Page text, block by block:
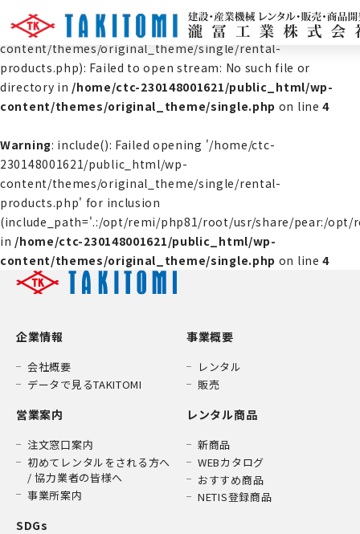
Warning: include(/home/ctc-230148001621/public_html/wp-
content/themes/original_theme/single/rental-
products.php): Failed to open stream: No such file or
directory in /home/ctc-230148001621/public_html/wp-
content/themes/original_theme/single.php on line4
Warning: include(): Failed opening '/home/ctc-
230148001621/public_html/wp-
content/themes/original_theme/single/rental-
products.php' for inclusion
(include_path='.:/opt/remi/php81/root/usr/share/pear:/
in /home/ctc-230148001621/public_html/wp-
content/themes/original_theme/single.php on line4
企業情報
会社概要
データで見るTAKITOMI
事業概要
レンタル
販売
営業案内
注文窓口案内
初めてレンタルをされる方へ
/ 協力業者の皆様へ
事業所案内
SDGs
レンタル商品
新商品
WEBカタログ
おすすめ商品
NETIS登録商品